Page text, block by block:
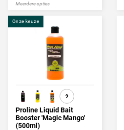
Meerdere opties
9
Onze keuze
Proline Liquid Bait
Booster 'Magic Mango'
(500ml)